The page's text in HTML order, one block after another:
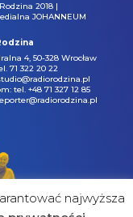
2018 |
JOHANNEUM
4, 50-328 Wrocław
71 322 20 22
tel. +48 71 327 12 85
najwyższa